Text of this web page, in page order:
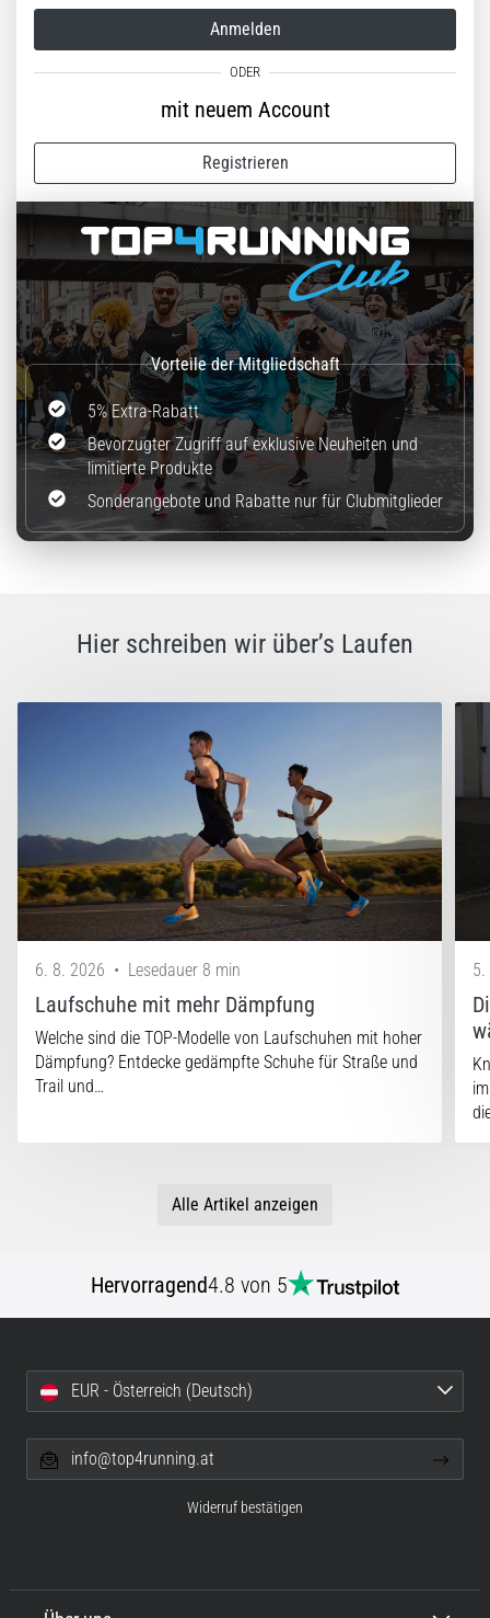
nach
dem
stechenden
Eine
der
häufigsten
ist
die…
Alle
Artikel
anzeigen
Anmelden
mit neuem Account
Registrieren
5% Extra-Rabatt
Bevorzugter Zugriff auf exklusive Neuheiten und
limitierte Produkte
Sonderangebote und Rabatte nur für Clubmitglieder
Hier schreiben wir über’s Laufen
6. 8. 2026 • Lesedauer 8 min
Laufschuhe mit mehr Dämpfung
Welche sind die TOP-Modelle von Laufschuhen mit hoher
Dämpfung? Entdecke gedämpfte Schuhe für Straße und
Trail und…
5.
Alle Artikel anzeigen
Hervorragend4.8 von 5
EUR - Österreich (Deutsch)
info@top4running.at
Widerruf bestätigen